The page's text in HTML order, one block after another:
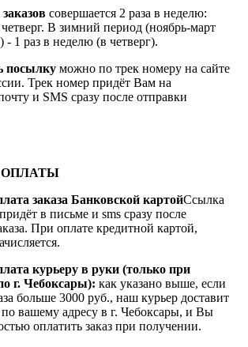
совершается 2 раза в неделю:
В зимний период (ноябрь-март
- 1 раз в неделю (в четверг).
посылку можно по трек номеру на сайте
Трек номер придёт Вам на
и SMS сразу после отправки
заказа Банковской картойСсылка
в письме и sms сразу после
При оплате кредитной картой,
курьеру в руки (только при
г. Чебоксары): как указано выше, если
больше 3000 руб., наш курьер доставит
по вашему адресу в г. Чебоксары, и Вы
оплатить заказ при получении.